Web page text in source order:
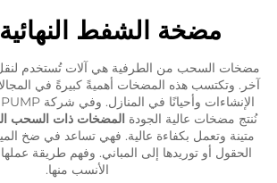
مضخة الشفط النهائية
مضخات السحب من الطرفية هي آلات تُستخدم
آخر. وتكتسب هذه المضخات أهميةً كبيرةً في
نُنتج مضخات عالية الجودة المضخات ذات السحب
متينة وتعمل بكفاءة عالية. فهي تساعد في ضخ
الحقول أو توريدها إلى المباني. وفهم طريقة
الأنسب منها.